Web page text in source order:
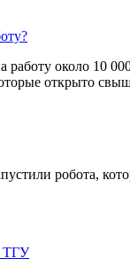
около 10
открыто
робота,
ТГУ